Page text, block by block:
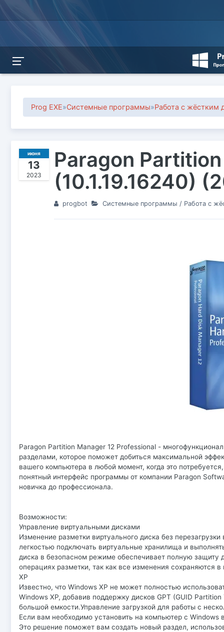
Prog EXE»Системные программы»Работа с жёстким
июня
13
2023
Paragon
(10.1.19.16240)
progbot Системные программы / Работа с
Paragon Partition Manager 12 Professional -
разделами, которое поможет добиться максимальной
вашего компьютера в любой момент, когда это
понятный интерфейс программы от компании Paragon
новичка до профессионала.
Возможности:
Управление виртуальными дисками
Изменение разметки виртуального диска без
легкостью подключать виртуальные хранилища и
диска в безопасном режиме обеспечивает полную
операциях разметки, так как все изменения сохраняются
XP
Известно, что Windows XP не может полностью
Windows XP, добавив поддержку дисков GPT (GUID
большой емкости.Управление загрузкой для работы с
Если вам необходимо установить на компьютер с
Это решение поможет вам создать новый раздел,